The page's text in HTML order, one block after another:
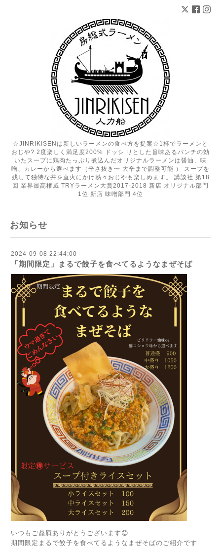
☆JINRIKISENは新しいラーメンの食べ方を提案☆1杯でラーメンと
おじや? 2度楽しく満足度200% ドッシ リとした旨味あるパンチの効
いたスープに鶏肉たっぷり煮込んだオリジナルラーメンは醤油、味
噌、カレーから選べます（辛さ抜き〜 大辛まで調整可能 ） スープを
残して独特な丼を直火にかけ熱々おじやも楽しめます。 講談社 第18
回 業界最高権威 TRYラーメン大賞2017-2018 新店 オリジナル部門
1位 新店 味噌部門 4位
お知らせ
2024-09-08 22:44:00
「期間限定」まるで餃子を食べてるようなまぜそば
いつもご贔屓ありがとうございます😊
期間限定まるで餃子を食べてるようなまぜそばのご紹介です